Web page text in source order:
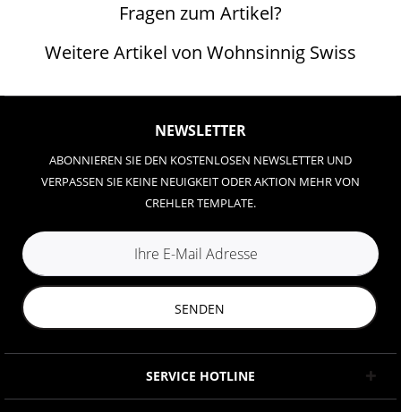
Fragen zum Artikel?
Weitere Artikel von Wohnsinnig Swiss
NEWSLETTER
ABONNIEREN SIE DEN KOSTENLOSEN NEWSLETTER UND
VERPASSEN SIE KEINE NEUIGKEIT ODER AKTION MEHR VON
CREHLER TEMPLATE.
SENDEN
SERVICE HOTLINE